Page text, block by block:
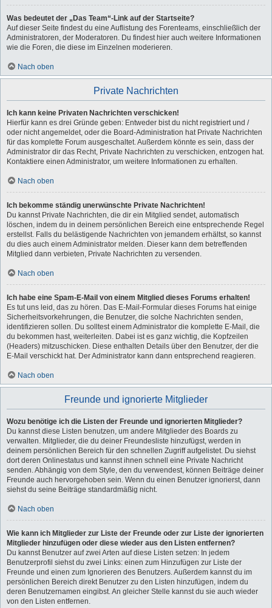
Was bedeutet der „Das Team“-Link auf der Startseite?
Auf dieser Seite findest du eine Auflistung des Forenteams, einschließlich der
Administratoren, der Moderatoren. Du findest hier auch weitere Informationen
wie die Foren, die diese im Einzelnen moderieren.
Nach oben
Private Nachrichten
Ich kann keine Privaten Nachrichten verschicken!
Hierfür kann es drei Gründe geben: Entweder bist du nicht registriert und /
oder nicht angemeldet, oder die Board-Administration hat Private Nachrichten
für das komplette Forum ausgeschaltet. Außerdem könnte es sein, dass der
Administrator dir das Recht, Private Nachrichten zu verschicken, entzogen hat.
Kontaktiere einen Administrator, um weitere Informationen zu erhalten.
Nach oben
Ich bekomme ständig unerwünschte Private Nachrichten!
Du kannst Private Nachrichten, die dir ein Mitglied sendet, automatisch
löschen, indem du in deinem persönlichen Bereich eine entsprechende Regel
erstellst. Falls du belästigende Nachrichten von jemandem erhältst, so kannst
du dies auch einem Administrator melden. Dieser kann dem betreffenden
Mitglied dann verbieten, Private Nachrichten zu versenden.
Nach oben
Ich habe eine Spam-E-Mail von einem Mitglied dieses Forums erhalten!
Es tut uns leid, das zu hören. Das E-Mail-Formular dieses Forums hat einige
Sicherheitsvorkehrungen, die Benutzer, die solche Nachrichten senden,
identifizieren sollen. Du solltest einem Administrator die komplette E-Mail, die
du bekommen hast, weiterleiten. Dabei ist es ganz wichtig, die Kopfzeilen
(Headers) mitzuschicken. Diese enthalten Details über den Benutzer, der die
E-Mail verschickt hat. Der Administrator kann dann entsprechend reagieren.
Nach oben
Freunde und ignorierte Mitglieder
Wozu benötige ich die Listen der Freunde und ignorierten Mitglieder?
Du kannst diese Listen benutzen, um andere Mitglieder des Boards zu
verwalten. Mitglieder, die du deiner Freundesliste hinzufügst, werden in
deinem persönlichen Bereich für den schnellen Zugriff aufgelistet. Du siehst
dort deren Onlinestatus und kannst ihnen schnell eine Private Nachricht
senden. Abhängig von dem Style, den du verwendest, können Beiträge deiner
Freunde auch hervorgehoben sein. Wenn du einen Benutzer ignorierst, dann
siehst du seine Beiträge standardmäßig nicht.
Nach oben
Wie kann ich Mitglieder zur Liste der Freunde oder zur Liste der ignorierten
Mitglieder hinzufügen oder diese wieder aus den Listen entfernen?
Du kannst Benutzer auf zwei Arten auf diese Listen setzen: In jedem
Benutzerprofil siehst du zwei Links: einen zum Hinzufügen zur Liste der
Freunde und einen zum Ignorieren des Benutzers. Außerdem kannst du im
persönlichen Bereich direkt Benutzer zu den Listen hinzufügen, indem du
deren Benutzernamen eingibst. An gleicher Stelle kannst du sie auch wieder
von den Listen entfernen.